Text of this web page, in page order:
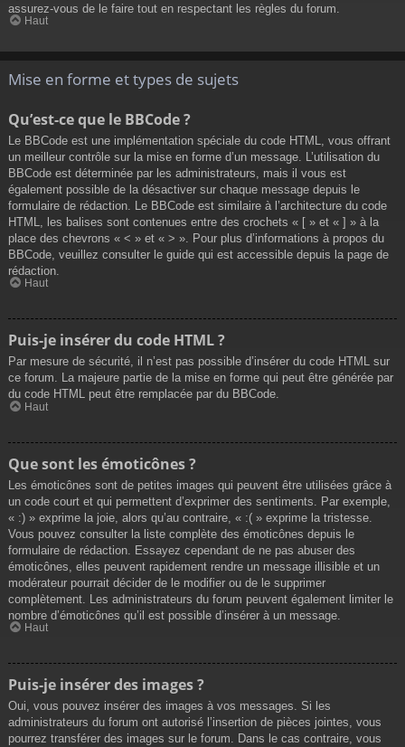
assurez-vous de le faire tout en respectant les règles du forum.
Haut
Mise en forme et types de sujets
Qu’est-ce que le BBCode ?
Le BBCode est une implémentation spéciale du code HTML, vous offrant
un meilleur contrôle sur la mise en forme d’un message. L’utilisation du
BBCode est déterminée par les administrateurs, mais il vous est
également possible de la désactiver sur chaque message depuis le
formulaire de rédaction. Le BBCode est similaire à l’architecture du code
HTML, les balises sont contenues entre des crochets « [ » et « ] » à la
place des chevrons « < » et « > ». Pour plus d’informations à propos du
BBCode, veuillez consulter le guide qui est accessible depuis la page de
rédaction.
Haut
Puis-je insérer du code HTML ?
Par mesure de sécurité, il n’est pas possible d’insérer du code HTML sur
ce forum. La majeure partie de la mise en forme qui peut être générée par
du code HTML peut être remplacée par du BBCode.
Haut
Que sont les émoticônes ?
Les émoticônes sont de petites images qui peuvent être utilisées grâce à
un code court et qui permettent d’exprimer des sentiments. Par exemple,
« :) » exprime la joie, alors qu’au contraire, « :( » exprime la tristesse.
Vous pouvez consulter la liste complète des émoticônes depuis le
formulaire de rédaction. Essayez cependant de ne pas abuser des
émoticônes, elles peuvent rapidement rendre un message illisible et un
modérateur pourrait décider de le modifier ou de le supprimer
complètement. Les administrateurs du forum peuvent également limiter le
nombre d’émoticônes qu’il est possible d’insérer à un message.
Haut
Puis-je insérer des images ?
Oui, vous pouvez insérer des images à vos messages. Si les
administrateurs du forum ont autorisé l’insertion de pièces jointes, vous
pourrez transférer des images sur le forum. Dans le cas contraire, vous